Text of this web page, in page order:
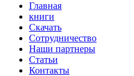
Главная
книги
Скачать
Сотрудничество
Наши партнеры
Статьи
Контакты